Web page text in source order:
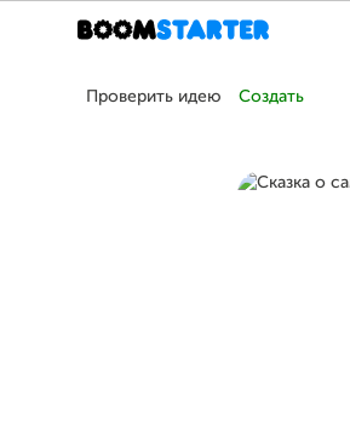
Проверить идею Создать